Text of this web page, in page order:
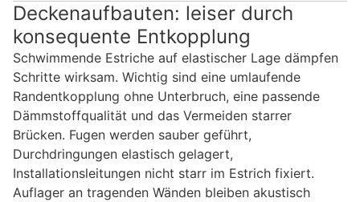
Deckenaufbauten: leiser durch
konsequente Entkopplung
Schwimmende Estriche auf elastischer Lage dämpfen
Schritte wirksam. Wichtig sind eine umlaufende
Randentkopplung ohne Unterbruch, eine passende
Dämmstoffqualität und das Vermeiden starrer
Brücken. Fugen werden sauber geführt,
Durchdringungen elastisch gelagert,
Installationsleitungen nicht starr im Estrich fixiert.
Auflager an tragenden Wänden bleiben akustisch